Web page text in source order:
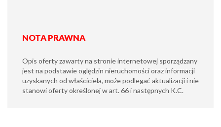
NOTA PRAWNA
Opis oferty zawarty na stronie internetowej sporządzany
jest na podstawie oględzin nieruchomości oraz informacji
uzyskanych od właściciela, może podlegać aktualizacji i nie
stanowi oferty określonej w art. 66 i następnych K.C.